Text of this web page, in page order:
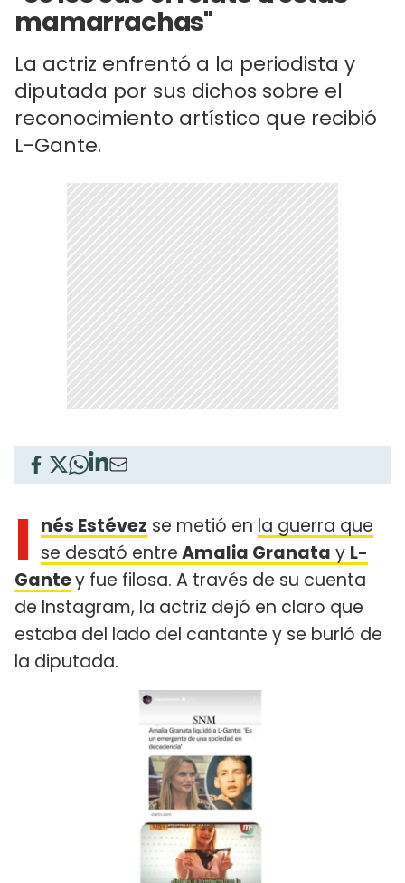
mamarrachas"
La actriz enfrentó a la periodista y
diputada por sus dichos sobre el
reconocimiento artístico que recibió
L-Gante.
I nés Estévez se metió en la guerra que
se desató entreAmalia Granata y L-
Gantey fue filosa. A través de su cuenta
de Instagram, la actriz dejó en claro que
estaba del lado del cantante y se burló de
la diputada.